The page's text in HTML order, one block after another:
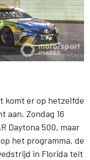
komt er op hetzelfde
aan. Zondag 16
Daytona 500, maar
het programma, de
in Florida telt